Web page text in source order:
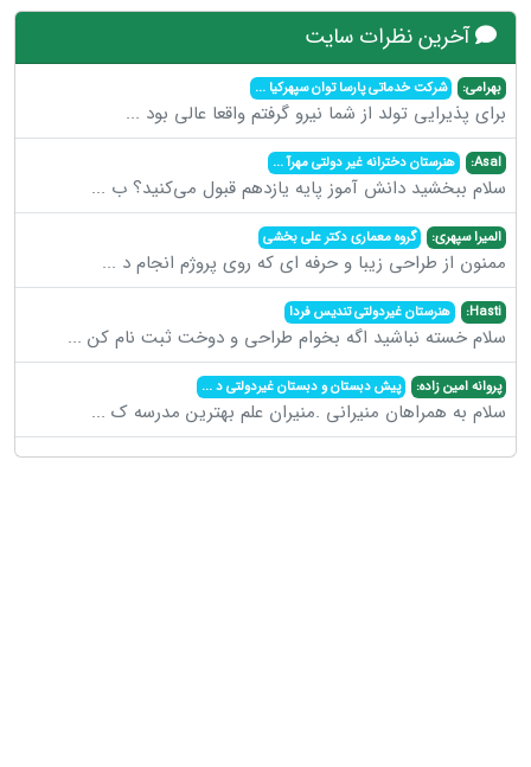
آخرین نظرات سایت
بهرامی: شرکت خدماتی پارسا توان سپهرکیا ...
برای پذیرایی تولد از شما نیرو گرفتم واقعا عالی بود ...
Asal: هنرستان دخترانه غیر دولتی مهرآ...
سلام ببخشید دانش آموز پایه یازدهم قبول می‌کنید؟ ب ...
المیرا سپهری: گروه معماری دکتر علی بخشی
ممنون از طراحی زیبا و حرفه ای که روی پروژم انجام د ...
Hasti: هنرستان غیردولتی تندیس فردا
سلام خسته نباشید اگه بخوام طراحی و دوخت ثبت نام کن ...
پروانه امین زاده: پیش دبستان و دبستان غیردولتی د...
سلام به همراهان منیرانی .منیران علم بهترین مدرسه ک ...